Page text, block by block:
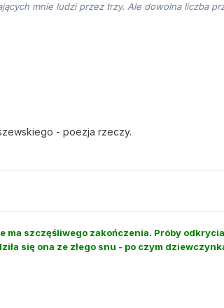
mnie ludzi przez trzy. Ale dowolna liczba
- poezja rzeczy.
ma szczęśliwego zakończenia. Próby
się ona ze złego snu - po czym